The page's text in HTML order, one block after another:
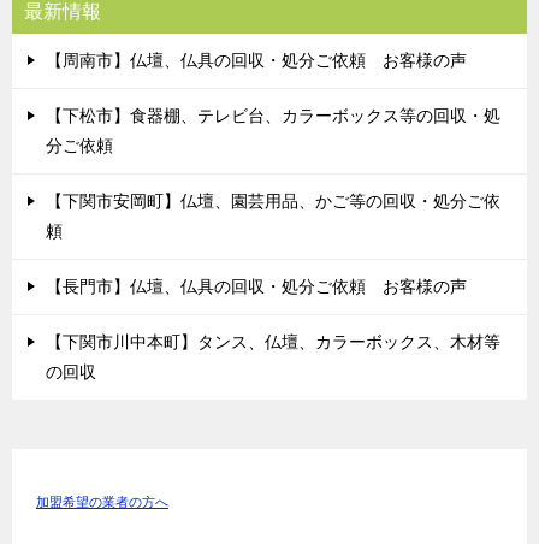
最新情報
【周南市】仏壇、仏具の回収・処分ご依頼 お客様の声
【下松市】食器棚、テレビ台、カラーボックス等の回収・処
分ご依頼
【下関市安岡町】仏壇、園芸用品、かご等の回収・処分ご依
頼
【長門市】仏壇、仏具の回収・処分ご依頼 お客様の声
【下関市川中本町】タンス、仏壇、カラーボックス、木材等
の回収
加盟希望の業者の方へ